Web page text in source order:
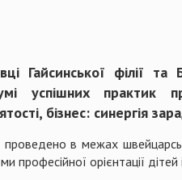
Гайсинської філії
успішних практик
бізнес: синергія
проведено в межах
професійної орієнтації дітей і